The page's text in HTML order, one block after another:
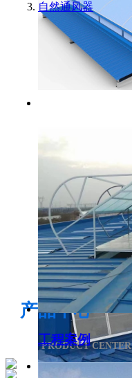
电开启通风气楼
自然通风器
产品中心
PRODUCT CENTER
工程案例